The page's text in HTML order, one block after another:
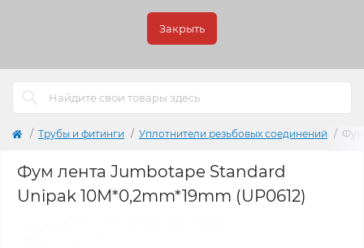
Закрыть
Трубы и фитинги Уплотнители резьбовых соединений Фум
Фум лента Jumbotape Standard
Unipak 10М*0,2mm*19mm (UP0612)